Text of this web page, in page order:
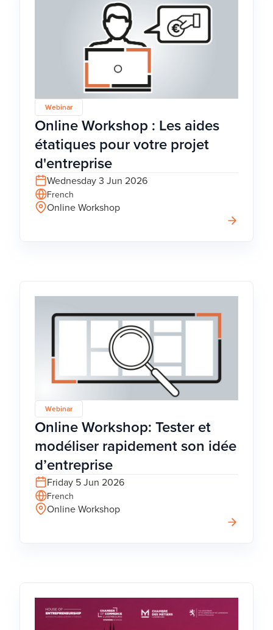
Webinar
Online Workshop : Les aides
étatiques pour votre projet
d'entreprise
Wednesday 3 Jun 2026
French
Online Workshop
Webinar
Online Workshop: Tester et
modéliser rapidement son idée
d’entreprise
Friday 5 Jun 2026
French
Online Workshop